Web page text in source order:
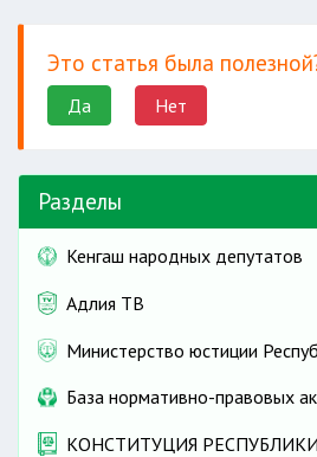
Это статья была
Да Нет
Разделы
Кенгаш народных депутатов
Адлия ТВ
Министерство юстиции
База нормативно-правовых
КОНСТИТУЦИЯ